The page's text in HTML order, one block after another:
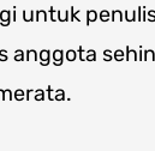
untuk
anggota